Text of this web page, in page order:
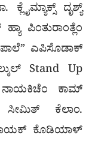
ದೃಶ್ಯ್
ಪಿಂತುರಾಂತ್ಲೆಂ
ಎಪಿಸೊಡಾಕ್
Stand Up
ಕಾಮ್
ಸೀಮಿತ್ ಕೆಲಾಂ.
ಕೊಡಿಯಾಳ್